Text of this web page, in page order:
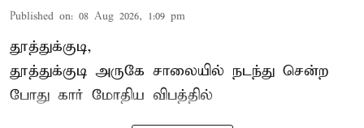
Published on: 08 Aug 2026, 1:09 pm
தூத்துக்குடி,
தூத்துக்குடி அருகே சாலையில் நடந்து சென்ற
போது கார் மோதிய விபத்தில்